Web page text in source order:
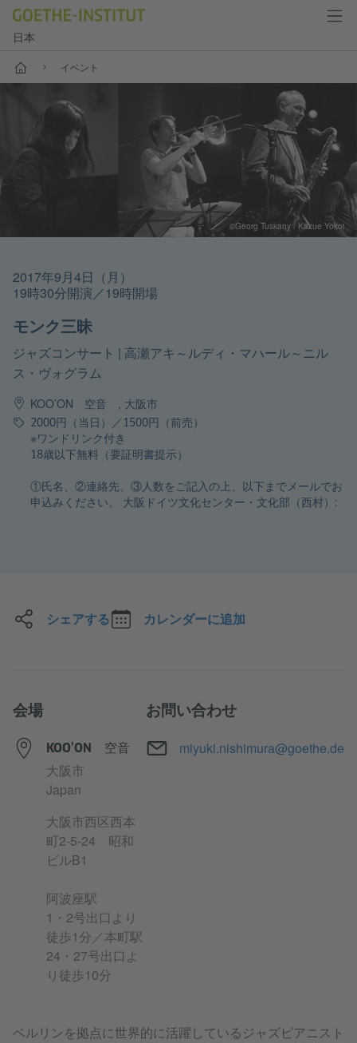
日本
スタート イベント
2017年9月4日（月）
19時30分開演／19時開場
モンク三昧
ジャズコンサート | 高瀬アキ～ルディ・マハール～ニル
ス・ヴォグラム
KOO’ON 空音 , 大阪市
料金2000円（当日）／1500円（前売）
※ワンドリンク付き
18歳以下無料（要証明書提示）
①氏名、②連絡先、③人数をご記入の上、以下までメールでお
申込みください。 大阪ドイツ文化センター・文化部（西村）:
©Georg Tuskany / Kazue Yokoi
ベルリンを拠点に世界的に活躍しているジャズピアニスト
シェアする カレンダーに追加
会場
KOO’ON 空音
大阪市
Japan
大阪市西区西本
町2-5-24 昭和
ビルB1
阿波座駅
1・2号出口より
徒歩1分／本町駅
24・27号出口よ
り徒歩10分
お問い合わせ
メール
miyuki.nishimura@goethe.de